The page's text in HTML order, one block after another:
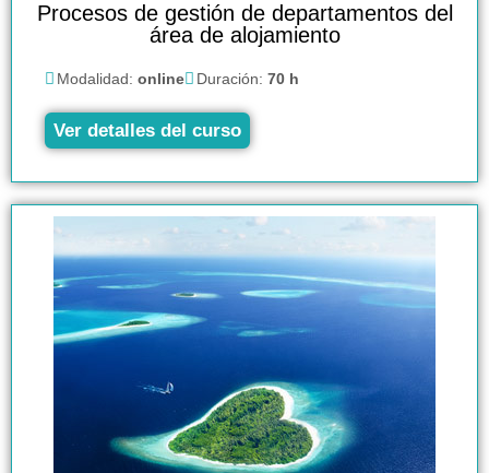
Procesos de gestión de departamentos del
área de alojamiento
Modalidad: online Duración: 70 h
Ver detalles del curso